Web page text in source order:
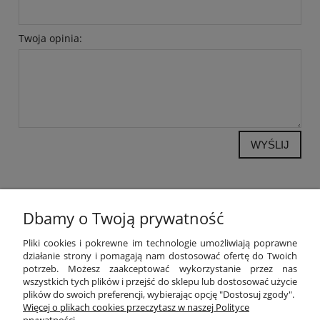
Twoja opinia:
WYŚLIJ
POMOC
MOJE KONTO
PŁATNOŚCI I DOSTAWA
Dbamy o Twoją prywatność
Pliki cookies i pokrewne im technologie umożliwiają poprawne
działanie strony i pomagają nam dostosować ofertę do Twoich
potrzeb. Możesz zaakceptować wykorzystanie przez nas
wszystkich tych plików i przejść do sklepu lub dostosować użycie
plików do swoich preferencji, wybierając opcję "Dostosuj zgody".
Więcej o plikach cookies przeczytasz w naszej Polityce